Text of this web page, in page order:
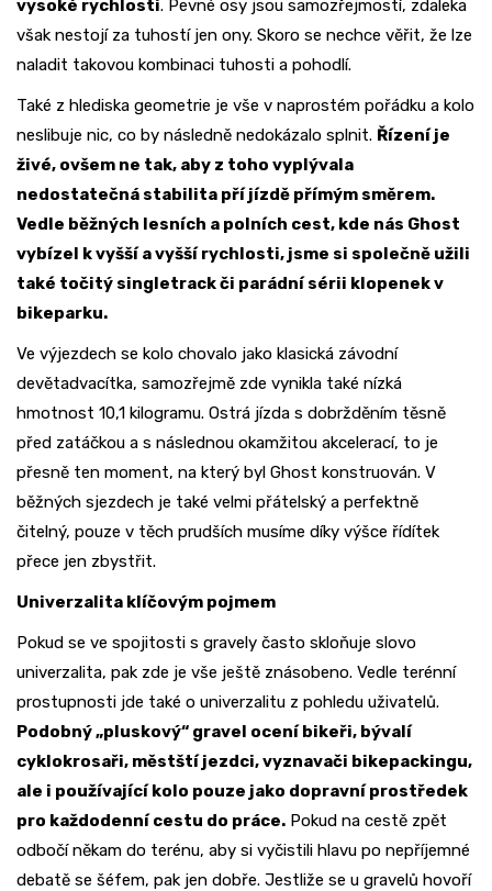
vysoké rychlosti. Pevné osy jsou samozřejmostí, zdaleka
však nestojí za tuhostí jen ony. Skoro se nechce věřit, že lze
naladit takovou kombinaci tuhosti a pohodlí.
Také z hlediska geometrie je vše v naprostém pořádku a kolo
neslibuje nic, co by následně nedokázalo splnit. Řízení je
živé, ovšem ne tak, aby z toho vyplývala
nedostatečná stabilita pří jízdě přímým směrem.
Vedle běžných lesních a polních cest, kde nás Ghost
vybízel k vyšší a vyšší rychlosti, jsme si společně užili
také točitý singletrack či parádní sérii klopenek v
bikeparku.
Ve výjezdech se kolo chovalo jako klasická závodní
devětadvacítka, samozřejmě zde vynikla také nízká
hmotnost 10,1 kilogramu. Ostrá jízda s dobržděním těsně
před zatáčkou a s následnou okamžitou akcelerací, to je
přesně ten moment, na který byl Ghost konstruován. V
běžných sjezdech je také velmi přátelský a perfektně
čitelný, pouze v těch prudších musíme díky výšce řídítek
přece jen zbystřit.
Univerzalita klíčovým pojmem
Pokud se ve spojitosti s gravely často skloňuje slovo
univerzalita, pak zde je vše ještě znásobeno. Vedle terénní
prostupnosti jde také o univerzalitu z pohledu uživatelů.
Podobný „pluskový“ gravel ocení bikeři, bývalí
cyklokrosaři, městští jezdci, vyznavači bikepackingu,
ale i používající kolo pouze jako dopravní prostředek
pro každodenní cestu do práce. Pokud na cestě zpět
odbočí někam do terénu, aby si vyčistili hlavu po nepříjemné
debatě se šéfem, pak jen dobře. Jestliže se u gravelů hovoří